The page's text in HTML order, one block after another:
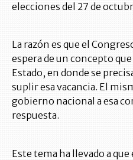
elecciones del 27 de
La razón es que el
espera de un concepto
Estado, en donde se
suplir esa vacancia. El
gobierno nacional a esa
respuesta.
Este tema ha llevado a